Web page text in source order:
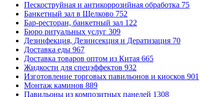
Пескоструйная и антикоррозийная обработка 75
Банкетный зал в Щелково 752
Бар-ресторан, банкетный зал 122
Бюро ритуальных услуг 309
Дезинфекция, Дезинсекция и Дератизация 70
Доставка еды 967
Доставка товаров оптом из Китая 665
Жидкости для спецэффектов 932
Изготовление торговых павильонов и киосков 901
Монтаж каминов 889
Павильоны из композитных панелей 1308